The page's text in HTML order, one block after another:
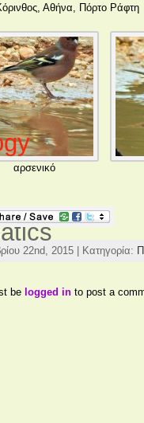
Αθήνα, Πόρτο Ράφτη
αρσενικό
22nd, 2015 | Κατηγορία:
be logged into post a